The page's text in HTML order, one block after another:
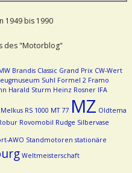
1949 bis 1990
des "Motorblog"
Brandis Classic Grand Prix CW-Wert
Suhl Formel 2 Framo
Harald Sturm Heinz Rosner IFA
Melkus RS 1000 MT 77 MZ Oldtema
Rovomobil Rudge Silbervase
AWO Standmotoren stationäre
Weltmeisterschaft